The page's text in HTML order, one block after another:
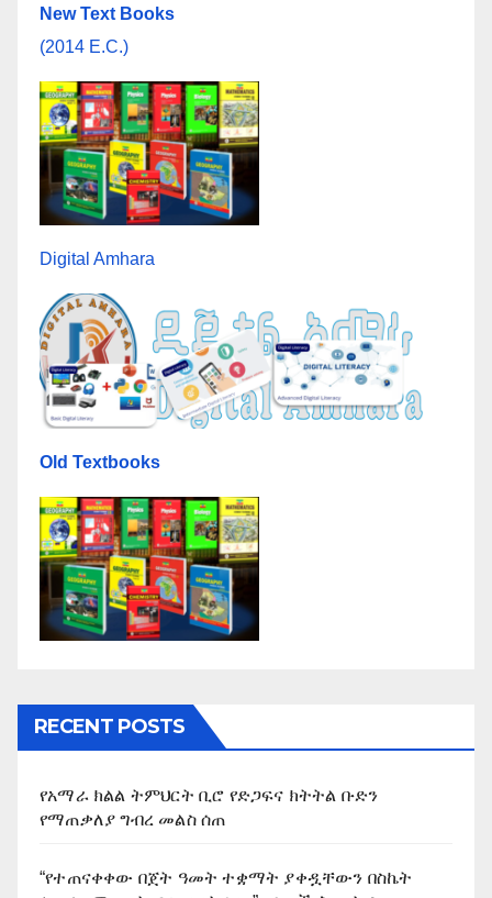
New Text Books
(2014 E.C.)
Digital Amhara
Old Textbooks
RECENT POSTS
የአማራ ክልል ትምህርት ቢሮ የድጋፍና ክትትል ቡድን
የማጠቃለያ ግብረ መልስ ሰጠ
“የተጠናቀቀው በጀት ዓመት ተቋማት ያቀዷቸውን በስኬት